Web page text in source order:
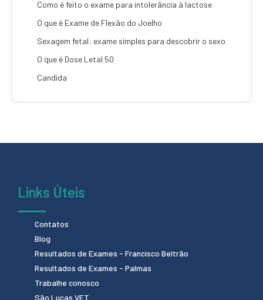
Como é feito o exame para intolerância à lactose
O que é Exame de Flexão do Joelho
Sexagem fetal: exame simples para descobrir o sexo
O que é Dose Letal 50
Candida
Links Úteis
Contatos
Blog
Resultados de Exames - Francisco Beltrão
Resultados de Exames - Palmas
Trabalhe conosco
São Lucas VET